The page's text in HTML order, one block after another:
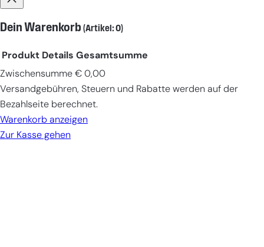
Dein Warenkorb (Artikel: 0)
Produkte
im
Warenkorb
Produkt Details Gesamtsumme
Zwischensumme € 0,00
Versandgebühren, Steuern und Rabatte werden auf der
Bezahlseite berechnet.
Warenkorb anzeigen
Zur Kasse gehen